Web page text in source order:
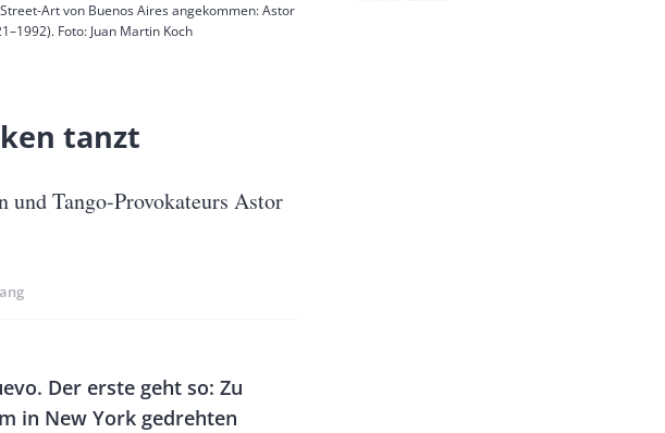
Art von Buenos Aires angekommen: Astor
Foto: Juan Martin Koch
tanzt
und Tango-Provokateurs Astor
Der erste geht so: Zu
in New York gedrehten